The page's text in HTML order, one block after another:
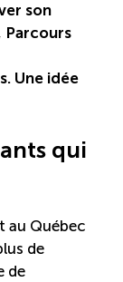
son
Parcours
Une idée
qui
au Québec
de
de